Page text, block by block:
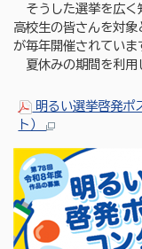
そうした選挙を広く
高校生の皆さんを対象
が毎年開催されていま
夏休みの期間を利用
明るい選挙啓発ポ
ト）